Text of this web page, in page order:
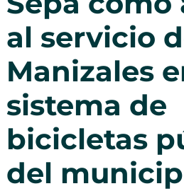
al servicio
Manizales
sistema de
bicicletas
del